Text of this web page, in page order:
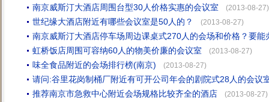
南京威斯汀大酒店周围台型30人价格实惠的会议室
(2013-08-27)
世纪缘大酒店附近有哪些会议室是50人的？ (2013-08-27)
南京威斯汀大酒店停车场周边课桌式270人的会场和价格？要能
虹桥饭店周围可容纳60人的物美价廉的会议室
(2013-08-27)
味全食品附近的会场排行榜(南京) (2013-08-27)
请问:谷里花岗制桶厂附近有可开公司年会的剧院式28人的会议
推荐南京市急救中心附近会场规格比较齐全的酒店
(2013-08-27)